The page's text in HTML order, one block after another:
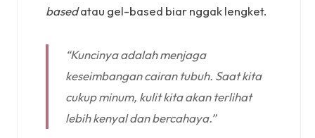
basedatau gel-based biar nggak lengket.
“Kuncinya adalah menjaga
keseimbangan cairan tubuh. Saat kita
cukup minum, kulit kita akan terlihat
lebih kenyal dan bercahaya.”